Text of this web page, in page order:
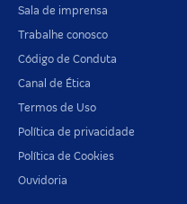
Sala de imprensa
Trabalhe conosco
Código de Conduta
Canal de Ética
Termos de Uso
Política de privacidade
Política de Cookies
Ouvidoria